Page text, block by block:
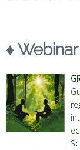
♦ Webinar